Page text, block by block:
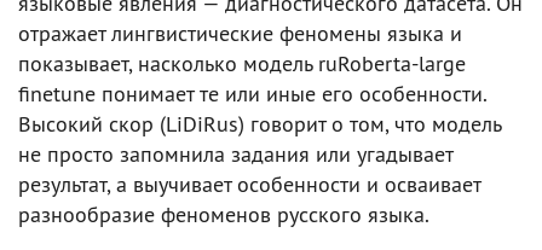
отражает лингвистические феномены языка и
показывает, насколько модель ruRoberta-large
finetune понимает те или иные его особенности.
Высокий скор (LiDiRus) говорит о том, что модель
не просто запомнила задания или угадывает
результат, а выучивает особенности и осваивает
разнообразие феноменов русского языка.